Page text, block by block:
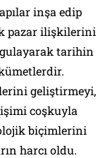
inşa edip
pazar ilişkilerini
tarihin
geliştirmeyi,
coşkuyla
biçimlerini
harcı oldu.